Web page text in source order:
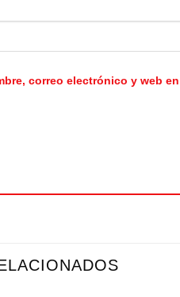
correo electrónico y web